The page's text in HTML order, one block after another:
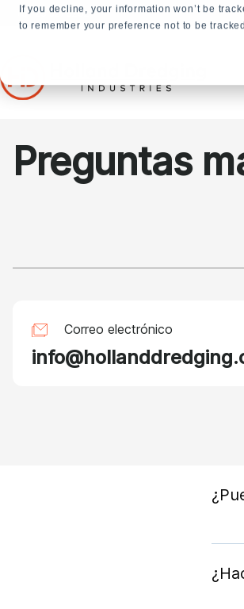
If you decline, your information won’t be
to remember your preference not to be
+31 23 5278282
Preguntas
Correo electrónico
su